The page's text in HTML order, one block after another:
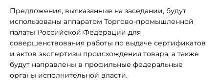
Предложения, высказанные на заседании, будут
использованы аппаратом Торгово-промышленной
палаты Российской Федерации для
совершенствования работы по выдаче сертификатов
и актов экспертизы происхождения товара, а также
будут направлены в профильные федеральные
органы исполнительной власти.